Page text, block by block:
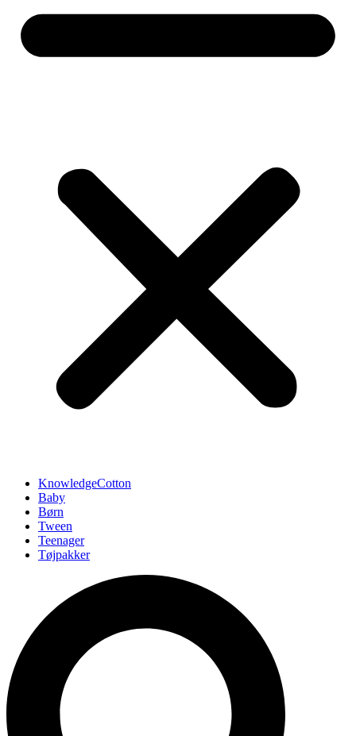
KnowledgeCotton
Baby
Børn
Tween
Teenager
Tøjpakker